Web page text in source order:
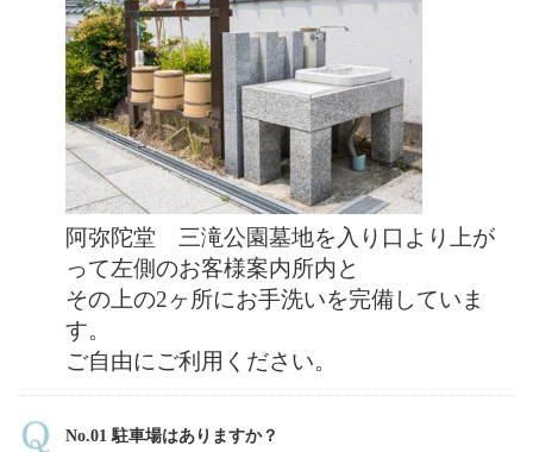
阿弥陀堂 三滝公園墓地を入り口より上が
って左側のお客様案内所内と
その上の2ヶ所にお手洗いを完備していま
す。
ご自由にご利用ください。
No.01 駐車場はありますか？